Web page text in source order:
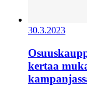
30.3.2023
kertaa